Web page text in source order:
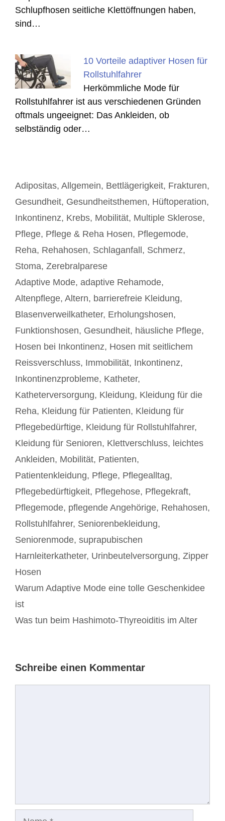
Schlupfhosen seitliche Klettöffnungen haben,
sind…
10 Vorteile adaptiver Hosen für
Rollstuhlfahrer
Herkömmliche Mode für
Rollstuhlfahrer ist aus verschiedenen Gründen
oftmals ungeeignet: Das Ankleiden, ob
selbständig oder…
Kategorien
Adipositas, Allgemein, Bettlägerigkeit, Frakturen,
Gesundheit, Gesundheitsthemen, Hüftoperation,
Inkontinenz, Krebs, Mobilität, Multiple Sklerose,
Pflege, Pflege & Reha Hosen, Pflegemode,
Reha, Rehahosen, Schlaganfall , Schmerz,
Stoma, Zerebralparese
Schlagwörter
Adaptive Mode, adaptive Rehamode,
Altenpflege, Altern, barrierefreie Kleidung,
Blasenverweilkatheter, Erholungshosen,
Funktionshosen, Gesundheit, häusliche Pflege,
Hosen bei Inkontinenz, Hosen mit seitlichem
Reissverschluss, Immobilität, Inkontinenz,
Inkontinenzprobleme, Katheter,
Katheterversorgung, Kleidung, Kleidung für die
Reha, Kleidung für Patienten, Kleidung für
Pflegebedürftige, Kleidung für Rollstuhlfahrer,
Kleidung für Senioren, Klettverschluss, leichtes
Ankleiden, Mobilität, Patienten,
Patientenkleidung, Pflege, Pflegealltag,
Pflegebedürftigkeit, Pflegehose, Pflegekraft,
Pflegemode, pflegende Angehörige, Rehahosen,
Rollstuhlfahrer, Seniorenbekleidung,
Seniorenmode, suprapubischen
Harnleiterkatheter, Urinbeutelversorgung, Zipper
Hosen
Beitrags-
Navigation
Warum Adaptive Mode eine tolle Geschenkidee
ist
Was tun beim Hashimoto-Thyreoiditis im Alter
Schreibe einen Kommentar